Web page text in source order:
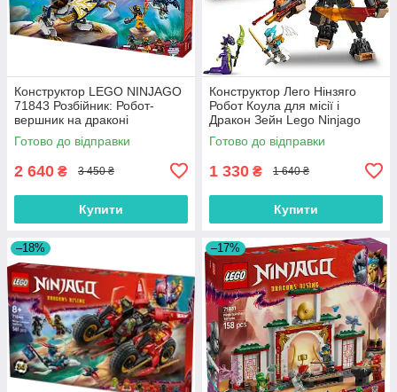
Конструктор LEGO NINJAGO
71843 Розбійник: Робот-
вершник на драконі
Готово до відправки
2 640 ₴ 3 450 ₴
Купити
Конструктор Лего Нінзяго
Робот Коула для місії і
Дракон Зейн Lego Ninjago
71854
Готово до відправки
1 330 ₴ 1 640 ₴
Купити
–18% –17%